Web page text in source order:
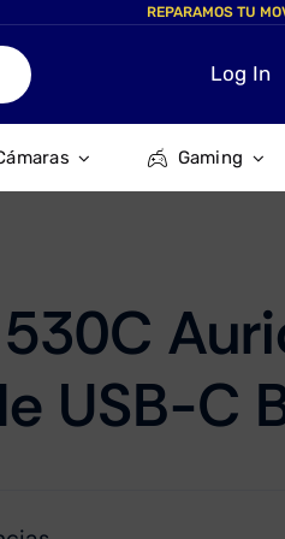
REPARAMOS TU
Log In
Gaming
USB-C